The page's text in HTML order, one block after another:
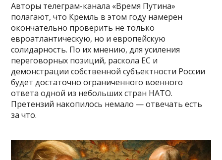
Авторы телеграм-канала «Время Путина»
полагают, что Кремль в этом году намерен
окончательно проверить не только
евроатлантическую, но и европейскую
солидарность. По их мнению, для усиления
переговорных позиций, раскола ЕС и
демонстрации собственной субъектности России
будет достаточно ограниченного военного
ответа одной из небольших стран НАТО.
Претензий накопилось немало — отвечать есть
за что.